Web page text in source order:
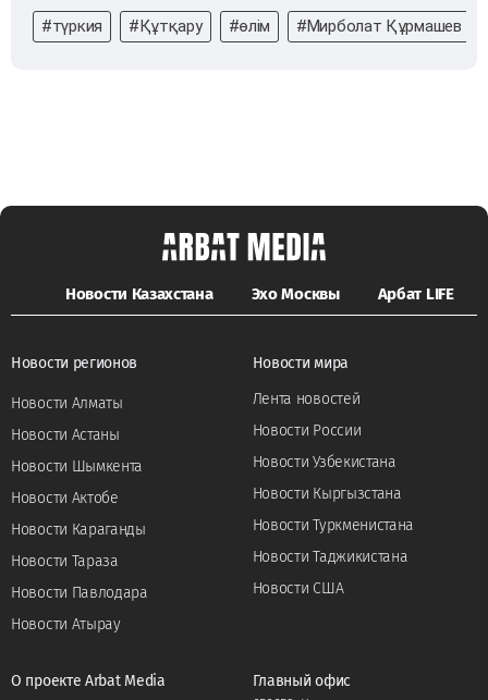
#түркия #Құтқару #өлім #Мирболат Құрмашев
Новости Казахстана Эхо Москвы Арбат LIFE
Новости регионов
Новости Алматы
Новости Астаны
Новости Шымкента
Новости Актобе
Новости Караганды
Новости Тараза
Новости Павлодара
Новости Атырау
Новости мира
Лента новостей
Новости России
Новости Узбекистана
Новости Кыргызстана
Новости Туркменистана
Новости Таджикистана
Новости США
О проекте Arbat Media Главный офис